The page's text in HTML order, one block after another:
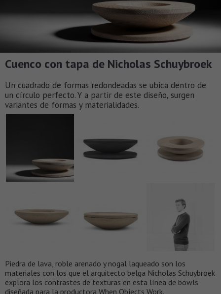
Cuenco con tapa de Nicholas Schuybroek
Un cuadrado de formas redondeadas se ubica dentro de
un círculo perfecto. Y a partir de este diseño, surgen
variantes de formas y materialidades.
Piedra de lava, roble arenado y nogal laqueado son los
materiales con los que el arquitecto belga Nicholas Schuybroek
explora los contrastes de texturas en esta línea de bowls
diseñada para la productora When Objects Work.